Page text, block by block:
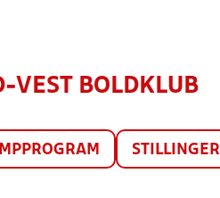
VEST BOLDKLUB
STILLINGER